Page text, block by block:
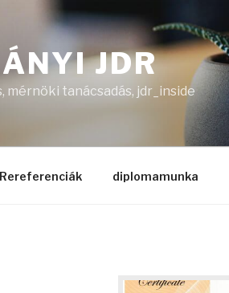
JDR
mérnöki tanácsadás, jdr_inside
Rereferenciák diplomamunka